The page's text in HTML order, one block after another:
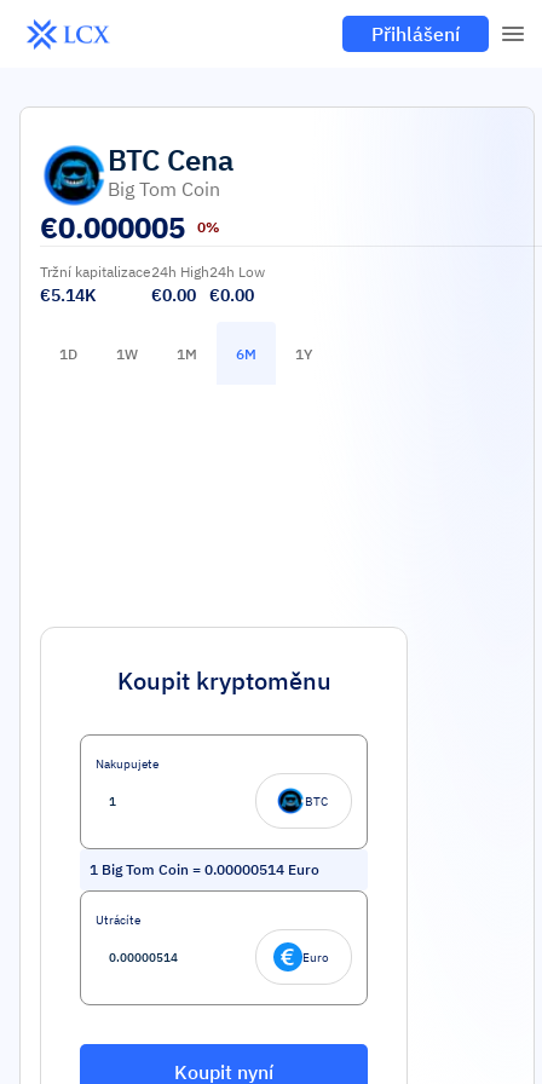
Přihlášení
BTC Cena
Big Tom Coin
€0.000005 0%
Tržní kapitalizace
€5.14K
24h High
€0.00
24h Low
€0.00
1D 1W 1M 6M 1Y
Koupit kryptoměnu
Nakupujete
BTC
1 Big Tom Coin = 0.00000514 Euro
Utrácíte
Euro
Koupit nyní